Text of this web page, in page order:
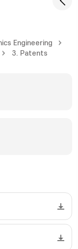
Engineering
3. Patents